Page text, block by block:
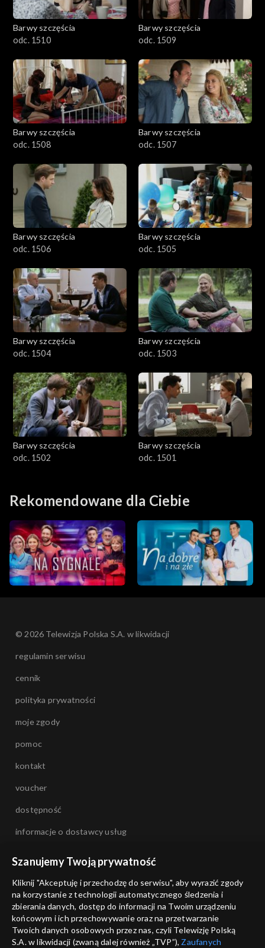
Barwy szczęścia
odc. 1510
Barwy szczęścia
odc. 1509
Barwy szczęścia
odc. 1508
Barwy szczęścia
odc. 1507
Barwy szczęścia
odc. 1506
Barwy szczęścia
odc. 1505
Barwy szczęścia
odc. 1504
Barwy szczęścia
odc. 1503
Barwy szczęścia
odc. 1502
Barwy szczęścia
odc. 1501
Rekomendowane dla Ciebie
© 2026 Telewizja Polska S.A. w likwidacji
regulamin serwisu
cennik
polityka prywatności
moje zgody
pomoc
kontakt
voucher
dostępność
informacje o dostawcy usług
Szanujemy Twoją prywatność
Kliknij "Akceptuję i przechodzę do serwisu", aby wyrazić zgody
na korzystanie z technologii automatycznego śledzenia i
zbierania danych, dostęp do informacji na Twoim urządzeniu
końcowym i ich przechowywanie oraz na przetwarzanie
Twoich danych osobowych przez nas, czyli Telewizję Polską
S.A. w likwidacji (zwaną dalej również „TVP”), Zaufanych